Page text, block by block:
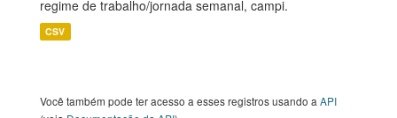
regime de trabalho/jornada semanal, campi.
CSV
Você também pode ter acesso a esses registros usando a API